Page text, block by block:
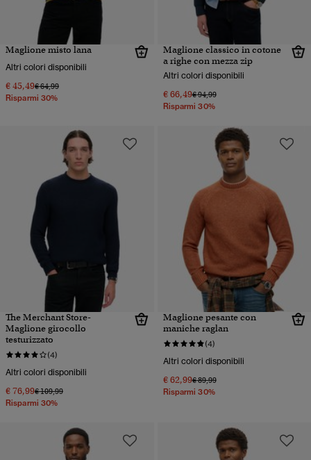
Maglione misto lana
Altri colori disponibili
€ 45,49Prezzo ridotto da
€ 64,99a
Risparmi 30%
Maglione classico in cotone
a righe con mezza zip
Altri colori disponibili
€ 66,49Prezzo ridotto da
€ 94,99a
Risparmi 30%
The Merchant Store-
Maglione girocollo
testurizzato
(4)
Altri colori disponibili
€ 76,99Prezzo ridotto da
€ 109,99a
Risparmi 30%
Maglione pesante con
maniche raglan
(4)
Altri colori disponibili
€ 62,99Prezzo ridotto da
€ 89,99a
Risparmi 30%